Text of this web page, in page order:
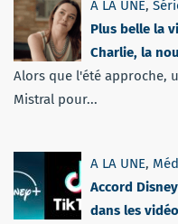
A LA UNE,
Plus belle la
Charlie, la
Alors que l'été approche,
Mistral pour...
A LA UNE,
Accord
dans les